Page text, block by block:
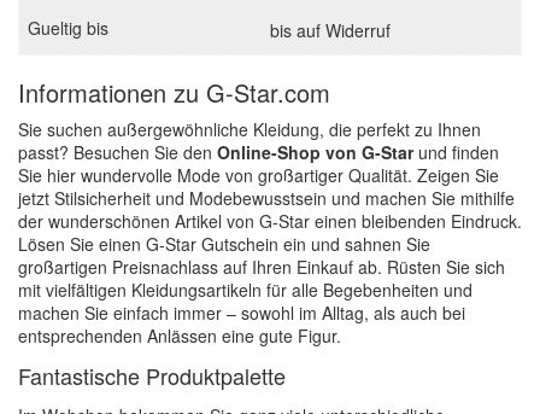
bis auf Widerruf
Informationen zu G-Star.com
Sie suchen außergewöhnliche Kleidung, die perfekt zu Ihnen
passt? Besuchen Sie den Online-Shop von G-Starund finden
Sie hier wundervolle Mode von großartiger Qualität. Zeigen Sie
jetzt Stilsicherheit und Modebewusstsein und machen Sie mithilfe
der wunderschönen Artikel von G-Star einen bleibenden Eindruck.
Lösen Sie einen G-Star Gutschein ein und sahnen Sie
großartigen Preisnachlass auf Ihren Einkauf ab. Rüsten Sie sich
mit vielfältigen Kleidungsartikeln für alle Begebenheiten und
machen Sie einfach immer – sowohl im Alltag, als auch bei
entsprechenden Anlässen eine gute Figur.
Fantastische Produktpalette